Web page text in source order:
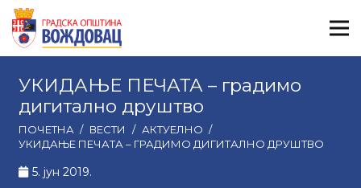
УКИДАЊЕ ПЕЧАТА – градимо
дигитално друштво
ПОЧЕТНА / ВЕСТИ / АКТУЕЛНО /
УКИДАЊЕ ПЕЧАТА – ГРАДИМО ДИГИТАЛНО ДРУШТВО
5. јун 2019.